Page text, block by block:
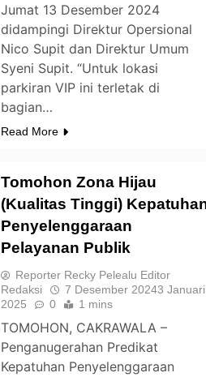
Jumat 13 Desember 2024
didampingi Direktur Opersional
Nico Supit dan Direktur Umum
Syeni Supit. “Untuk lokasi
parkiran VIP ini terletak di
bagian…
Read More
Tomohon Zona Hijau
(Kualitas Tinggi)
Penyelenggaraan
Pelayanan Publik
Reporter Recky Pelealu Editor
Redaksi
7 Desember 20243 Januari
2025
0 1 mins
TOMOHON, CAKRAWALA –
Penganugerahan Predikat
Kepatuhan Penyelenggaraan